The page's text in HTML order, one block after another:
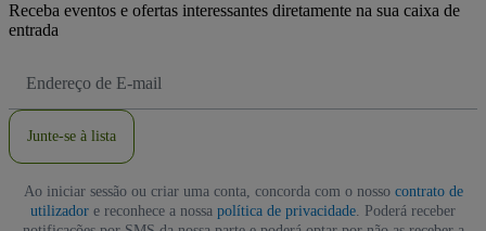
Receba eventos e ofertas interessantes diretamente na sua caixa de
entrada
de
Junte-se à lista
Ao iniciar sessão ou criar uma conta, concorda com o nosso contrato de
utilizador e reconhece a nossa política de privacidade. Poderá receber